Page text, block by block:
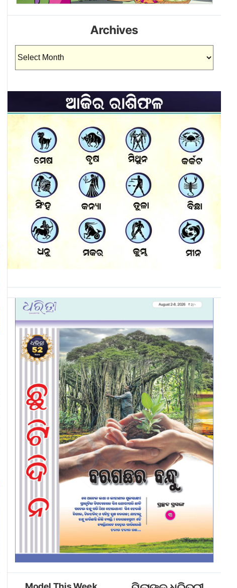
Archives
Archives